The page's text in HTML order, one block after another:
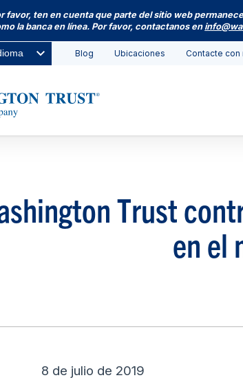
favor, ten en cuenta que parte del sitio web
la banca en línea. Por favor, contactanos en
Blog Ubicaciones Contacte con
Trust
en el
8 de julio de 2019